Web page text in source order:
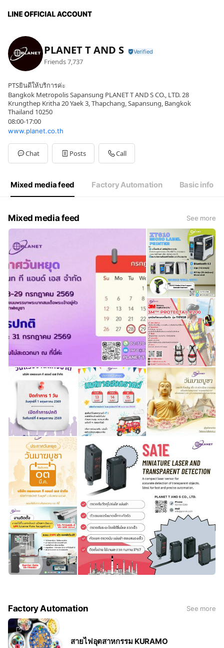
PLANET T AND S
Friends7,737
PTSยินดีให้บริการค่ะ
Bangkok Metropolis Sapansung PLANET T AND S CO., LTD. 28
Krungthep Kritha 20 Yaek 3, Thapchang, Sapansung, Bangkok
Thailand 10250
08:00-17:00
www.planet.co.th
Chat Posts Call
Mixed media feed Factory Automation Basic info
Mixed media feed See more
Factory Automation See more
สายไฟอุตสาหกรรม KURAMO